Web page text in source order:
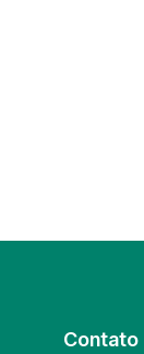
Contato